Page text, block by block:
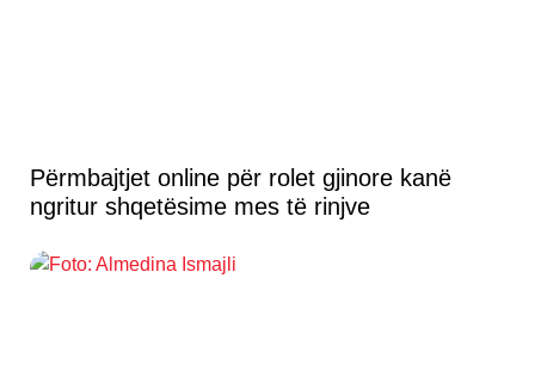
Përmbajtjet online për rolet gjinore kanë
ngritur shqetësime mes të rinjve